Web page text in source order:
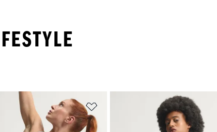
Ekle Favori Listesine Ekle